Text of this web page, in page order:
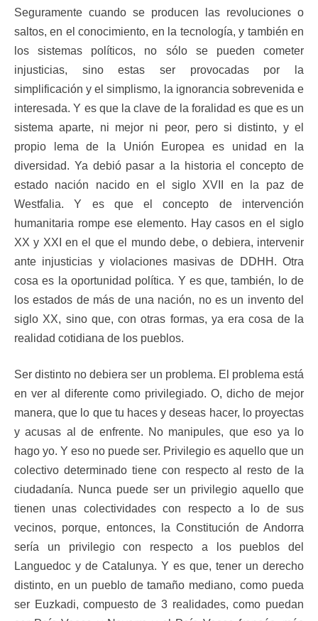
Seguramente cuando se producen las revoluciones o
saltos, en el conocimiento, en la tecnología, y también en
los sistemas políticos, no sólo se pueden cometer
injusticias, sino estas ser provocadas por la
simplificación y el simplismo, la ignorancia sobrevenida e
interesada. Y es que la clave de la foralidad es que es un
sistema aparte, ni mejor ni peor, pero si distinto, y el
propio lema de la Unión Europea es unidad en la
diversidad. Ya debió pasar a la historia el concepto de
estado nación nacido en el siglo XVII en la paz de
Westfalia. Y es que el concepto de intervención
humanitaria rompe ese elemento. Hay casos en el siglo
XX y XXI en el que el mundo debe, o debiera, intervenir
ante injusticias y violaciones masivas de DDHH. Otra
cosa es la oportunidad política. Y es que, también, lo de
los estados de más de una nación, no es un invento del
siglo XX, sino que, con otras formas, ya era cosa de la
realidad cotidiana de los pueblos.
Ser distinto no debiera ser un problema. El problema está
en ver al diferente como privilegiado. O, dicho de mejor
manera, que lo que tu haces y deseas hacer, lo proyectas
y acusas al de enfrente. No manipules, que eso ya lo
hago yo. Y eso no puede ser. Privilegio es aquello que un
colectivo determinado tiene con respecto al resto de la
ciudadanía. Nunca puede ser un privilegio aquello que
tienen unas colectividades con respecto a lo de sus
vecinos, porque, entonces, la Constitución de Andorra
sería un privilegio con respecto a los pueblos del
Languedoc y de Catalunya. Y es que, tener un derecho
distinto, en un pueblo de tamaño mediano, como pueda
ser Euzkadi, compuesto de 3 realidades, como puedan